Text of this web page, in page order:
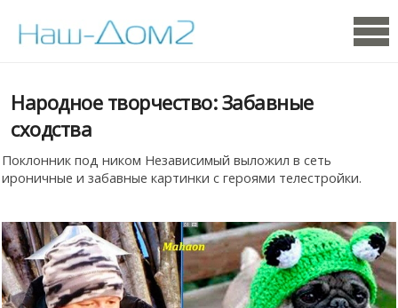
Народное творчество: Забавные
сходства
Поклонник под ником Независимый выложил в сеть
ироничные и забавные картинки с героями телестройки.